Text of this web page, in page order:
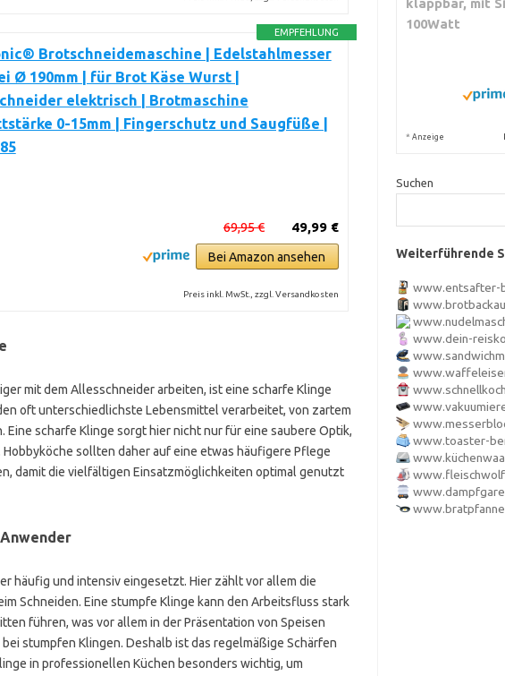
EMPFEHLUNG
Brotschneidemaschine | Edelstahlmesser
Ø 190mm | für Brot Käse Wurst |
elektrisch | Brotmaschine
0-15mm | Fingerschutz und Saugfüße |
49,99 €
69,95 €
Bei Amazon ansehen
Preis inkl. MwSt., zzgl. Versandkosten
mit dem Allesschneider arbeiten, ist eine scharfe Klinge
oft unterschiedlichste Lebensmittel verarbeitet, von zartem
Eine scharfe Klinge sorgt hier nicht nur für eine saubere Optik,
sollten daher auf eine etwas häufigere Pflege
damit die vielfältigen Einsatzmöglichkeiten optimal genutzt
häufig und intensiv eingesetzt. Hier zählt vor allem die
Schneiden. Eine stumpfe Klinge kann den Arbeitsfluss stark
führen, was vor allem in der Präsentation von Speisen
stumpfen Klingen. Deshalb ist das regelmäßige Schärfen
in professionellen Küchen besonders wichtig, um
100Watt
* Anzeige
Suchen
Weiterführende
www.entsafter-
www.dein-
www.toaster-